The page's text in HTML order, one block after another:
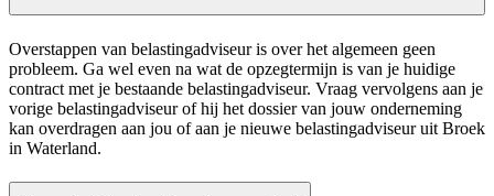
Overstappen van belastingadviseur is over het algemeen geen
probleem. Ga wel even na wat de opzegtermijn is van je huidige
contract met je bestaande belastingadviseur. Vraag vervolgens aan je
vorige belastingadviseur of hij het dossier van jouw onderneming
kan overdragen aan jou of aan je nieuwe belastingadviseur uit Broek
in Waterland.